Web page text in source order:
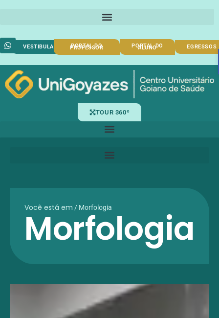
VESTIBULAR PORTAL DO
PROFESSOR PORTAL DO
ALUNO EGRESSOS
TOUR 360º
Você está em / Morfologia
Morfologia